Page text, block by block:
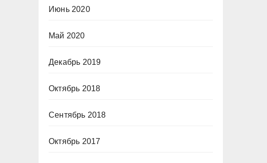
Июнь 2020
Май 2020
Декабрь 2019
Октябрь 2018
Сентябрь 2018
Октябрь 2017